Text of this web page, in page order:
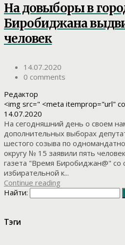
На довыборы в
Биробиджана
человек
14.07.2020
0 comments
Редактор
<img src=" <meta itemprop="url"
14.07.2020
На сегодняшний день о своем
дополнительных выборах
шестого созыва по
округу № 15 заявили пять
газета "Время Биробиджан@" со
избирательной к...
Continue reading
Найти:
Тэги